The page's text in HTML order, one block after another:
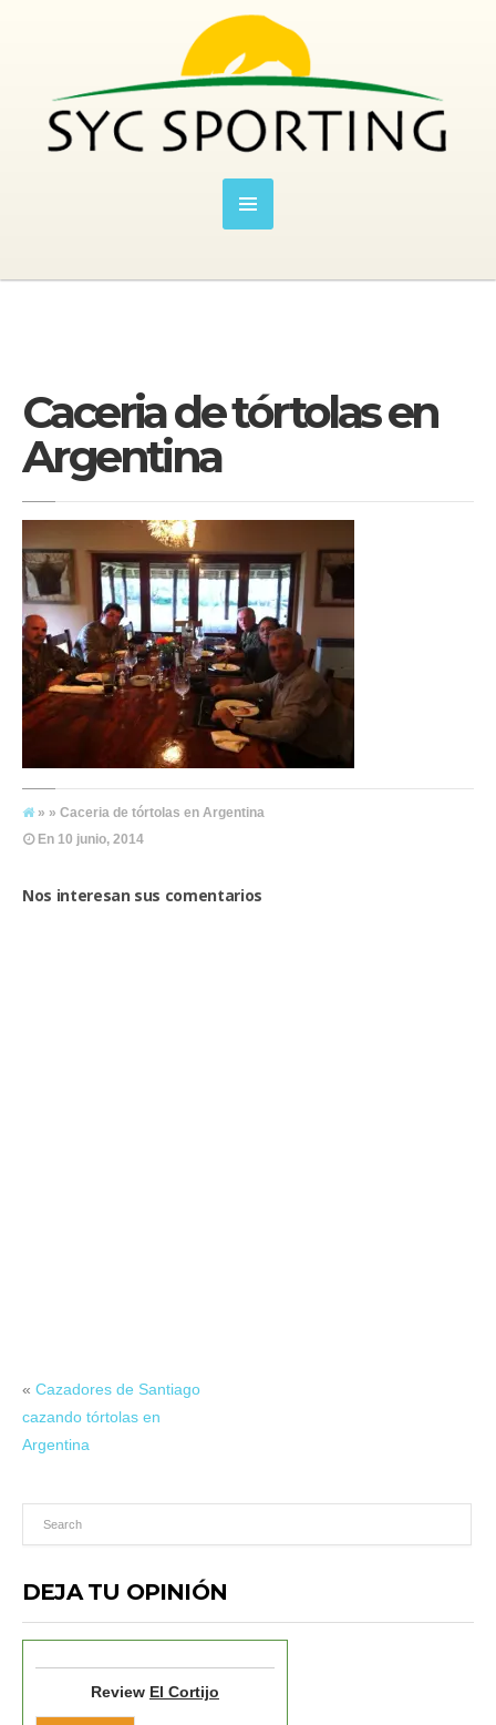
Caceria de tórtolas en
Argentina
» » Caceria de tórtolas en Argentina
En 10 junio, 2014
Nos interesan sus comentarios
« Cazadores de Santiago
cazando tórtolas en
Argentina
DEJA TU OPINIÓN
Review El Cortijo